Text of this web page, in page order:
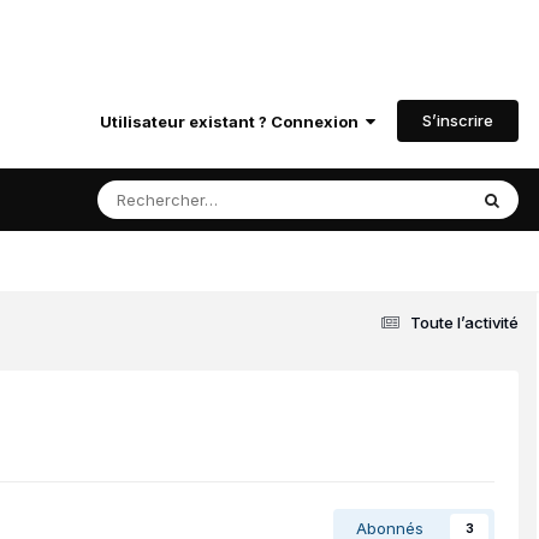
Utilisateur existant ? Connexion S’inscrire
Toute l’activité
Abonnés 3